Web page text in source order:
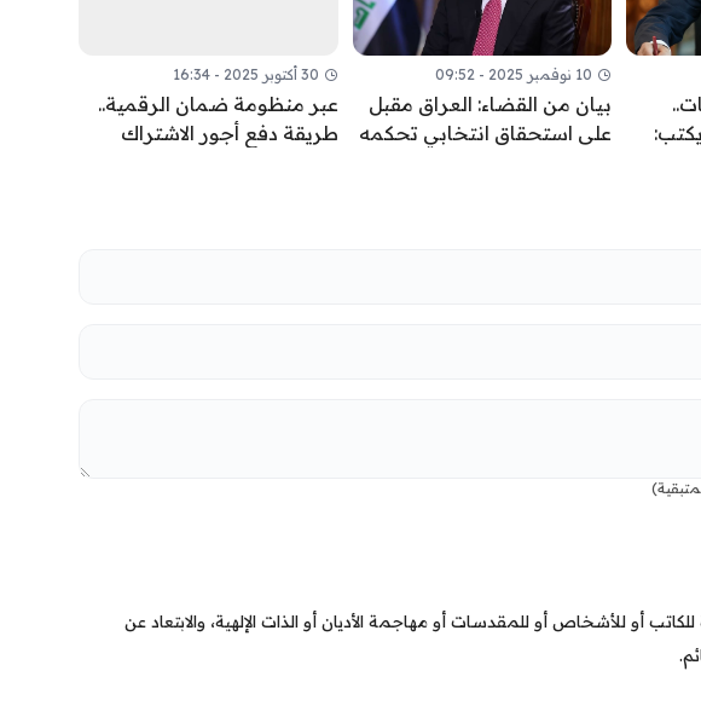
10 نوفمبر 2025 - 09:52
بيان من القضاء: العراق مقبل
على استحقاق انتخابي تحكمه
30 أكتوبر 2025 - 16:34
عبر منظومة ضمان الرقمية..
طريقة دفع أجور الاشتراك
للكاتب أو للأشخاص أو للمقدسات أو مهاجمة الأديان أو الذات الإلهية، والابتعاد عن